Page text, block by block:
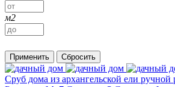
м2
Применить Сбросить
Сруб дома из архангельской ели